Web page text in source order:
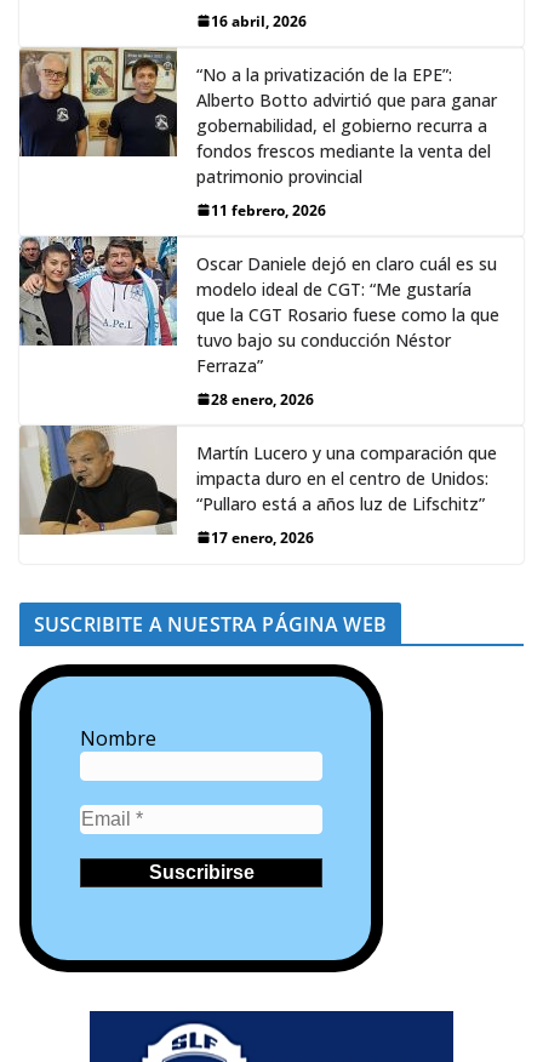
16 abril, 2026
“No a la privatización de la EPE”:
Alberto Botto advirtió que para ganar
gobernabilidad, el gobierno recurra a
fondos frescos mediante la venta del
patrimonio provincial
11 febrero, 2026
Oscar Daniele dejó en claro cuál es su
modelo ideal de CGT: “Me gustaría
que la CGT Rosario fuese como la que
tuvo bajo su conducción Néstor
Ferraza”
28 enero, 2026
Martín Lucero y una comparación que
impacta duro en el centro de Unidos:
“Pullaro está a años luz de Lifschitz”
17 enero, 2026
SUSCRIBITE A NUESTRA PÁGINA WEB
Nombre